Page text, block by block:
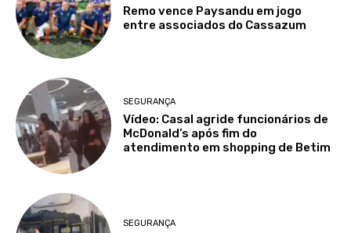
Remo vence Paysandu em jogo
entre associados do Cassazum
SEGURANÇA
Vídeo: Casal agride funcionários de
McDonald’s após fim do
atendimento em shopping de Betim
SEGURANÇA